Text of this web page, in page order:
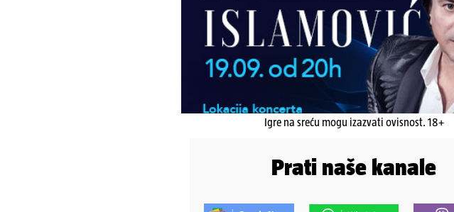
Igre na sreću mogu izazvati ovisnost. 18+
Prati naše kanale